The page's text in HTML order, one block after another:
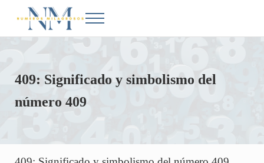
Saltar al contenido principal
Skip to after header navigation
Skip to site footer
Números Milagrosos
Conoce el significado de los números en la Biblia
Menu
409: Significado y simbolismo del
número 409